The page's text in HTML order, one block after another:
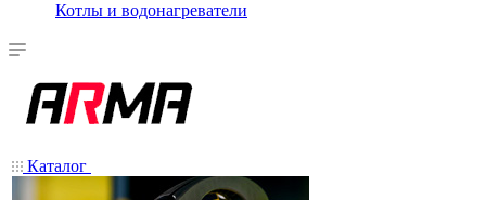
Котлы и водонагреватели
Каталог